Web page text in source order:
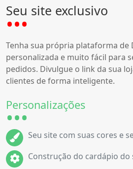
Seu site exclusivo
Tenha sua própria plataforma de
personalizada e muito fácil para
pedidos. Divulgue o link da sua
clientes de forma inteligente.
Personalizações
Seu site com suas cores e
Construção do cardápio do